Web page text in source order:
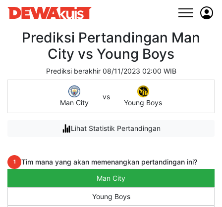
Prediksi Pertandingan Man
City vs Young Boys
Prediksi berakhir 08/11/2023 02:00 WIB
Man City
vs
Young Boys
Lihat Statistik Pertandingan
1
Tim mana yang akan memenangkan pertandingan ini?
Man City
Young Boys